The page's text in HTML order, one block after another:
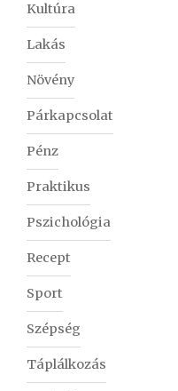
Kultúra
Lakás
Növény
Párkapcsolat
Pénz
Praktikus
Pszichológia
Recept
Sport
Szépség
Táplálkozás